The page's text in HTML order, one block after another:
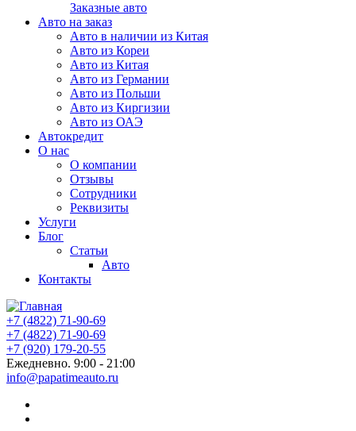
Заказные авто
Авто на заказ
Авто в наличии из Китая
Авто из Кореи
Авто из Китая
Авто из Германии
Авто из Польши
Авто из Киргизии
Авто из ОАЭ
Автокредит
О нас
О компании
Отзывы
Сотрудники
Реквизиты
Услуги
Блог
Статьи
Авто
Контакты
+7 (4822) 71-90-69
+7 (4822) 71-90-69
+7 (920) 179-20-55
Ежедневно. 9:00 - 21:00
info@papatimeauto.ru